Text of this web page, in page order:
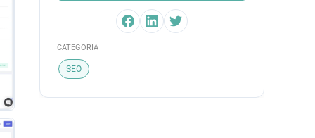
CATEGORIA
SEO